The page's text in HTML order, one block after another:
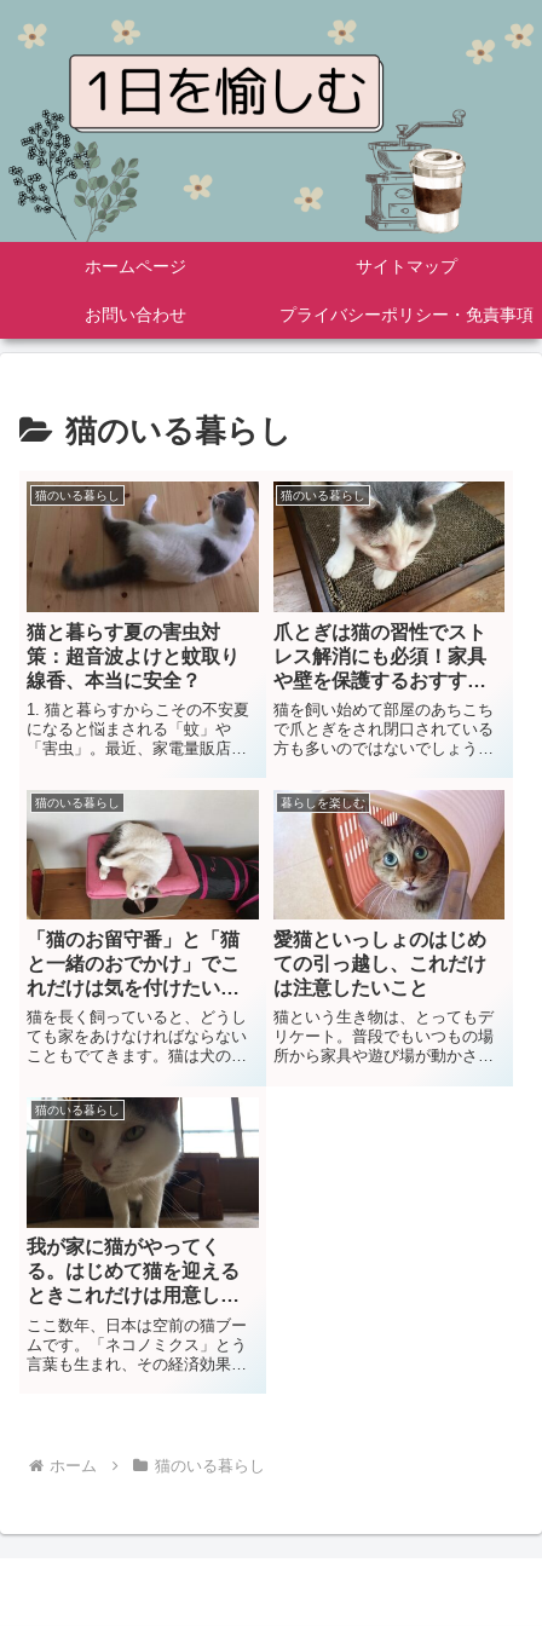
ホームページ サイトマップ
お問い合わせ プライバシーポリシー・免責事項
猫のいる暮らし
猫のいる暮らし
猫と暮らす夏の害虫対
策：超音波よけと蚊取り
線香、本当に安全？
1. 猫と暮らすからこその不安夏
になると悩まされる「蚊」や
「害虫」。最近、家電量販店や
をよく見かけます。説明文には
「人間には聞こえない音で害虫
を寄せつけない」と書かれてい
ますが、ふと心配になりまし
た。「人間に聞こ...
猫のいる暮らし
爪とぎは猫の習性でスト
レス解消にも必須！家具
や壁を保護するおすすめ
グッズ５
猫を飼い始めて部屋のあちこち
で爪とぎをされ閉口されている
方も多いのではないでしょう
訳と、対策グッズを紹介してい
ます。猫はなぜ爪とぎをするの
か猫はもともとは狩猟動物でし
た。そのため研ぎ澄まされた爪
は武器だったのです...
猫のいる暮らし
「猫のお留守番」と「猫
と一緒のおでかけ」でこ
れだけは気を付けたいこ
と
猫を長く飼っていると、どうし
ても家をあけなければならない
こともでてきます。猫は犬のよ
たりするのには向いていませ
ん。留守番させるのがかわいそ
うだと連れて出かけるよりはい
つもの生活空間で過ごさせるほ
うが落ち着きます猫...
暮らしを楽しむ
愛猫といっしょのはじめ
ての引っ越し、これだけ
は注意したいこと
猫という生き物は、とってもデ
リケート。普段でもいつもの場
所から家具や遊び場が動かされ
猫のいる暮らし
我が家に猫がやってく
る。はじめて猫を迎える
ときこれだけは用意して
おきたいこと
ここ数年、日本は空前の猫ブー
ムです。「ネコノミクス」とう
言葉も生まれ、その経済効果は
ないでしょうか？マチコさん☑
猫をかってみた...
ホーム 猫のいる暮らし